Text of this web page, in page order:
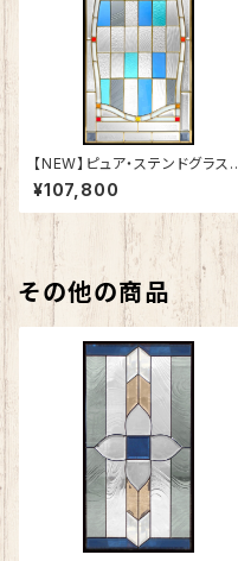
【NEW】ピュア・ステンドグラスS
H-A51
¥107,800
その他の商品